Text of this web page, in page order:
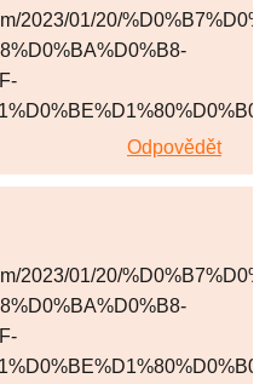
2023/01/20/
Odpovědět
2023/01/20/